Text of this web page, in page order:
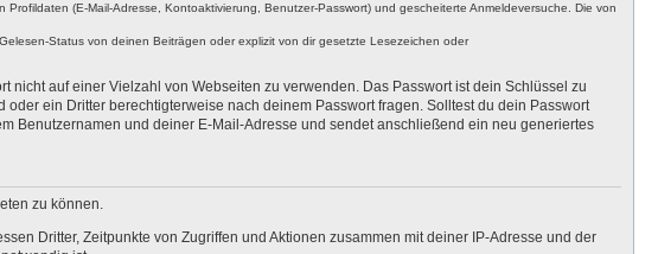
(E-Mail-Adresse, Kontoaktivierung, Benutzer-Passwort) und gescheiterte Anmeldeversuche. Die von
Status von deinen Beiträgen oder explizit von dir gesetzte Lesezeichen oder
auf einer Vielzahl von Webseiten zu verwenden. Das Passwort ist dein Schlüssel zu
ein Dritter berechtigterweise nach deinem Passwort fragen. Solltest du dein Passwort
Benutzernamen und deiner E-Mail-Adresse und sendet anschließend ein neu generiertes
zu können.
Dritter, Zeitpunkte von Zugriffen und Aktionen zusammen mit deiner IP-Adresse und der